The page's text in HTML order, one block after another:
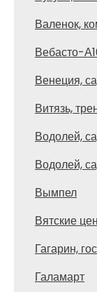
Валенок,
Вебасто-
Венеция,
Витязь,
Водолей,
Водолей,
Вымпел
Вятские
Гагарин,
Галамарт